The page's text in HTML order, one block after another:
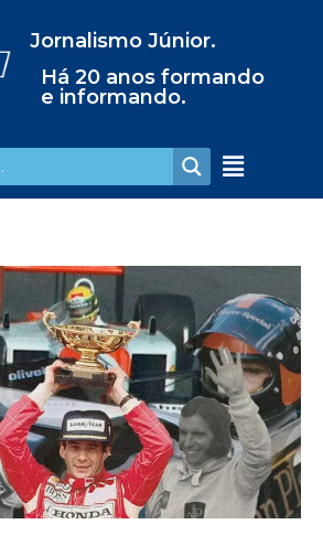
Jornalismo Júnior.
Há 20 anos formando
e informando.